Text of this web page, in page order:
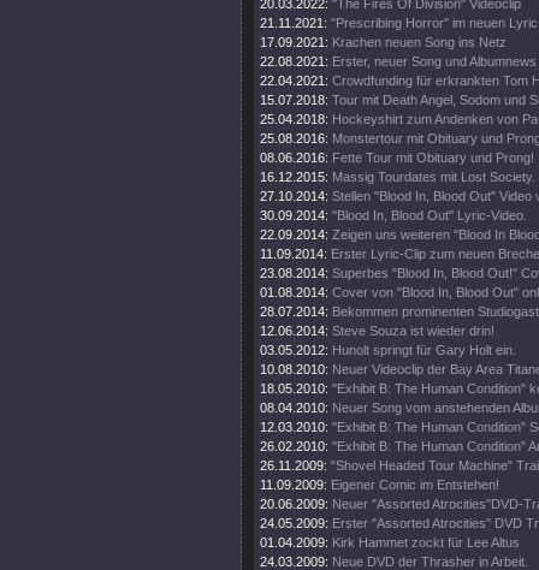
20.03.2022: "The Fires Of Division" Videoclip
21.11.2021: "Prescribing Horror" im neuen
17.09.2021: Krachen neuen Song ins Netz
22.08.2021: Erster, neuer Song und Albumnews
22.04.2021: Crowdfunding für erkrankten Tom
15.07.2018: Tour mit Death Angel, Sodom und
25.04.2018: Hockeyshirt zum Andenken von
25.08.2016: Monstertour mit Obituary und
08.06.2016: Fette Tour mit Obituary und Prong!
16.12.2015: Massig Tourdates mit Lost Society.
27.10.2014: Stellen "Blood In, Blood Out" Video
30.09.2014: "Blood In, Blood Out" Lyric-Video.
22.09.2014: Zeigen uns weiteren "Blood In
11.09.2014: Erster Lyric-Clip zum neuen
23.08.2014: Superbes "Blood In, Blood Out!"
01.08.2014: Cover von "Blood In, Blood Out"
28.07.2014: Bekommen prominenten Studiogast
12.06.2014: Steve Souza ist wieder drin!
03.05.2012: Hunolt springt für Gary Holt ein.
10.08.2010: Neuer Videoclip der Bay Area
18.05.2010: "Exhibit B: The Human Condition"
08.04.2010: Neuer Song vom anstehenden
12.03.2010: "Exhibit B: The Human Condition"
26.02.2010: "Exhibit B: The Human Condition"
26.11.2009: "Shovel Headed Tour Machine"
11.09.2009: Eigener Comic im Entstehen!
20.06.2009: Neuer "Assorted Atrocities"DVD-
24.05.2009: Erster "Assorted Atrocities" DVD
01.04.2009: Kirk Hammet zockt für Lee Altus
24.03.2009: Neue DVD der Thrasher in Arbeit.